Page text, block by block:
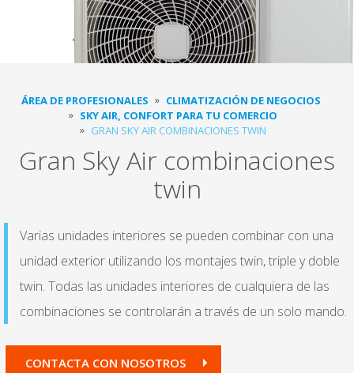
ÁREA DE PROFESIONALES
CLIMATIZACIÓN DE NEGOCIOS
SKY AIR, CONFORT PARA TU COMERCIO
GRAN SKY AIR COMBINACIONES TWIN
Gran Sky Air combinaciones
twin
Varias unidades interiores se pueden combinar con una
unidad exterior utilizando los montajes twin, triple y doble
twin. Todas las unidades interiores de cualquiera de las
combinaciones se controlarán a través de un solo mando.
CONTACTA CON NOSOTROS